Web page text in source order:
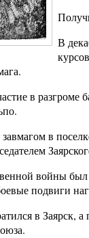
В
в разгроме
завмагом в
войны был
подвиги
в Заярск,